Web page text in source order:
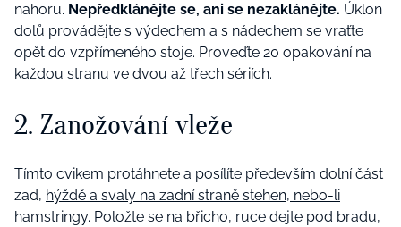
nahoru. Nepředklánějte se, ani se nezaklánějte. Úklon
dolů provádějte s výdechem a s nádechem se vraťte
opět do vzpřímeného stoje. Proveďte 20 opakování na
každou stranu ve dvou až třech sériích.
2. Zanožování vleže
Tímto cvikem protáhnete a posílíte především dolní část
zad, hýždě a svaly na zadní straně stehen, nebo-li
hamstringy. Položte se na břicho, ruce dejte pod bradu,